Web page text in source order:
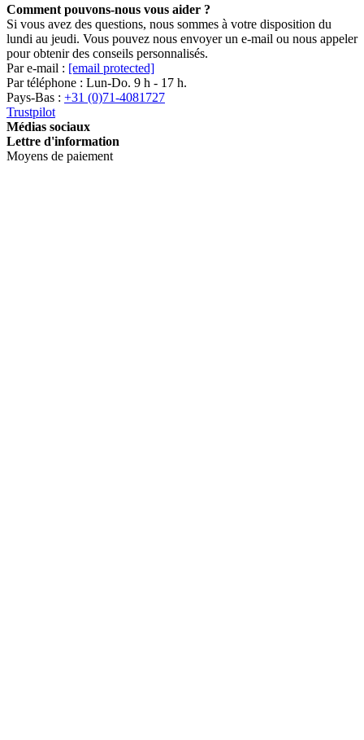
Comment pouvons-nous vous aider ?
Si vous avez des questions, nous sommes à votre disposition du
lundi au jeudi. Vous pouvez nous envoyer un e-mail ou nous appeler
pour obtenir des conseils personnalisés.
Par e-mail : [email protected]
Par téléphone : Lun-Do. 9 h - 17 h.
Pays-Bas : +31 (0)71-4081727
Trustpilot
Médias sociaux
Lettre d'information
Moyens de paiement